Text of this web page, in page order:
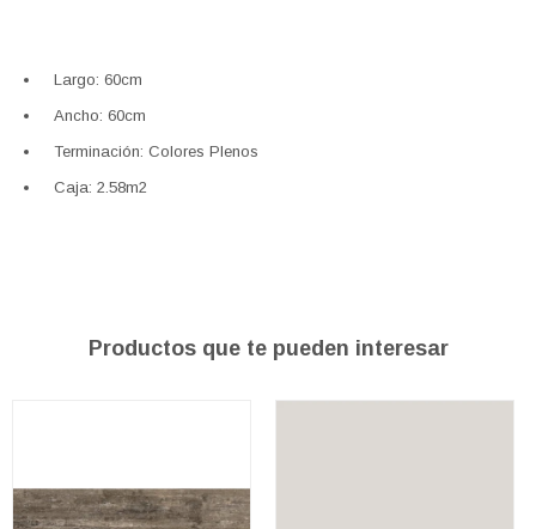
Largo: 60cm
Ancho: 60cm
Terminación: Colores Plenos
Caja: 2.58m2
Productos que te pueden interesar